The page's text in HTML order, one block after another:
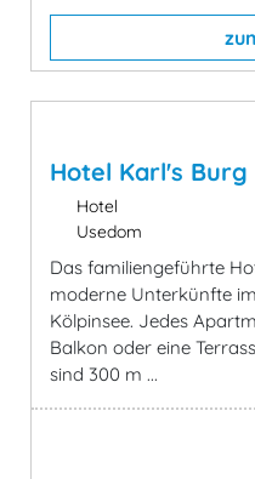
Hotel Karl's Burg
Hotel
Usedom
Das familiengeführte
moderne Unterkünfte
Kölpinsee. Jedes
Balkon oder eine
sind 300 m ...